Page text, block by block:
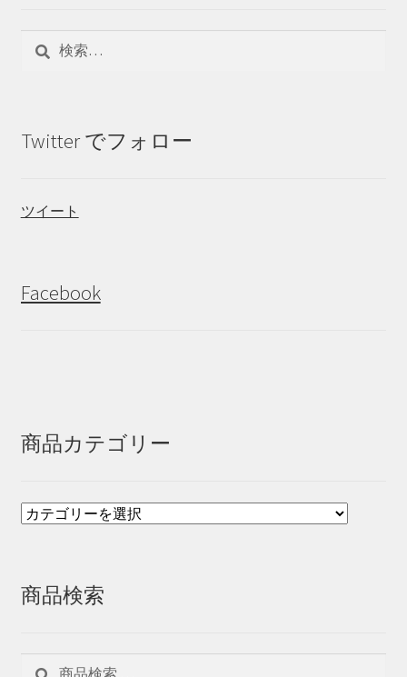
Twitter でフォロー
ツイート
Facebook
商品カテゴリー
商品検索